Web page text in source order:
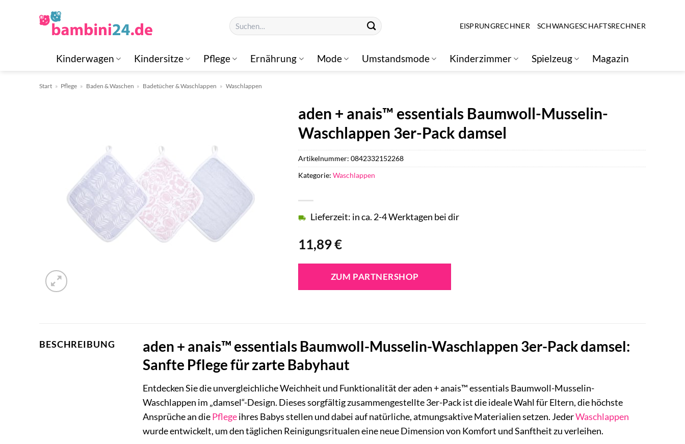
Suchen
nach:
EISPRUNGRECHNER SCHWANGESCHAFTSRECHNER
Kinderwagen Kindersitze Pflege Ernährung Mode Umstandsmode Kinderzimmer Spielzeug Magazin
Start » Pflege » Baden & Waschen » Badetücher & Waschlappen » Waschlappen
aden + anais™ essentials Baumwoll-Musselin-
Waschlappen 3er-Pack damsel
11,89€
Lieferzeit: in ca. 2-4 Werktagen bei dir
ZUM PARTNERSHOP
Artikelnummer:0842332152268
Kategorie:Waschlappen
BESCHREIBUNG
aden + anais™ essentials Baumwoll-Musselin-Waschlappen 3er-Pack damsel:
Sanfte Pflege für zarte Babyhaut
Entdecken Sie die unvergleichliche Weichheit und Funktionalität der aden + anais™ essentials Baumwoll-Musselin-
Waschlappen im „damsel“-Design. Dieses sorgfältig zusammengestellte 3er-Pack ist die ideale Wahl für Eltern, die höchste
Ansprüche an diePflegeihres Babys stellen und dabei auf natürliche, atmungsaktive Materialien setzen. JederWaschlappen
wurde entwickelt, um den täglichen Reinigungsritualen eine neue Dimension von Komfort und Sanftheit zu verleihen.